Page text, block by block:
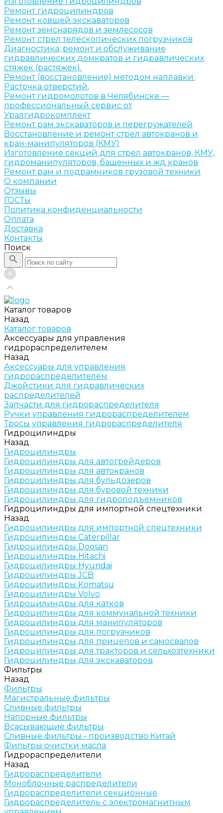
Ремонт гидроцилиндров
Ремонт ковшей экскаваторов
Ремонт земснарядов и землесосов
Ремонт стрел телескопических погрузчиков
Диагностика, ремонт и обслуживание
гидравлических домкратов и гидравлических
стяжек (растяжек).
Ремонт (восстановление) методом наплавки.
Расточка отверстий.
Ремонт гидромолотов в Челябинске —
профессиональный сервис от
Уралгидрокомплект
Ремонт рам экскаваторов и перегружателей
Восстановление и ремонт стрел автокранов и
кран-манипуляторов (КМУ)
Изготовление секций для стрел автокранов, КМУ,
гидроманипуляторов, башенных и жд кранов
Ремонт рам и подрамников грузовой техники
О компании
Отзывы
ГОСТы
Политика конфиденциальности
Оплата
Доставка
Контакты
Поиск
Каталог товаров
Назад
Каталог товаров
Аксессуары для управления
гидрораспределителем
Назад
Аксессуары для управления
гидрораспределителем
Джойстики для гидравлических
распределителей
Запчасти для гидрораспределителя
Ручки управления гидрораспределителем
Тросы управления гидрораспределителя
Гидроцилиндры
Назад
Гидроцилиндры
Гидроцилиндры для автогрейдеров
Гидроцилиндры для автокранов
Гидроцилиндры для бульдозеров
Гидроцилиндры для буровой техники
Гидроцилиндры для гидроподъемников
Гидроцилиндры для импортной спецтехники
Назад
Гидроцилиндры для импортной спецтехники
Гидроцилиндры Caterpillar
Гидроцилиндры Doosan
Гидроцилиндры Hitachi
Гидроцилиндры Hyundai
Гидроцилиндры JCB
Гидроцилиндры Komatsu
Гидроцилиндры Volvo
Гидроцилиндры для катков
Гидроцилиндры для коммунальной техники
Гидроцилиндры для манипуляторов
Гидроцилиндры для погрузчиков
Гидроцилиндры для прицепов и самосвалов
Гидроцилиндры для тракторов и сельхозтехники
Гидроцилиндры для экскаваторов
Фильтры
Назад
Фильтры
Магистральные фильтры
Сливные фильтры
Напорные фильтры
Всасывающие фильтры
Сливные фильтры - производство Китай
Фильтры очистки масла
Гидрораспределители
Назад
Гидрораспределители
Моноблочные распределители
Гидрораспределители секционные
Гидрораспределитель с электромагнитным